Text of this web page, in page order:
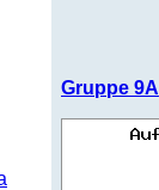
Gruppe 9A